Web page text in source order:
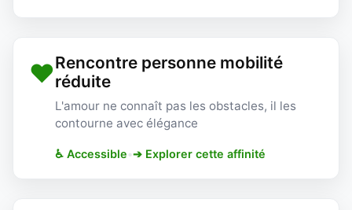
❤️Rencontre personne mobilité
réduite
L'amour ne connaît pas les obstacles, il les
contourne avec élégance
♿ Accessible•➔ Explorer cette affinité